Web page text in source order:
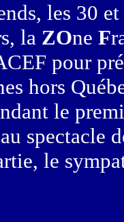
les 30
la ZOne F
pour
hors
le
spectacle
le